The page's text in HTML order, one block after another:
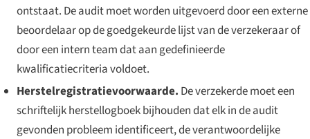
ontstaat. De audit moet worden uitgevoerd door een externe
beoordelaar op de goedgekeurde lijst van de verzekeraar of
door een intern team dat aan gedefinieerde
kwalificatiecriteria voldoet.
Herstelregistratievoorwaarde. De verzekerde moet een
schriftelijk herstellogboek bijhouden dat elk in de audit
gevonden probleem identificeert, de verantwoordelijke